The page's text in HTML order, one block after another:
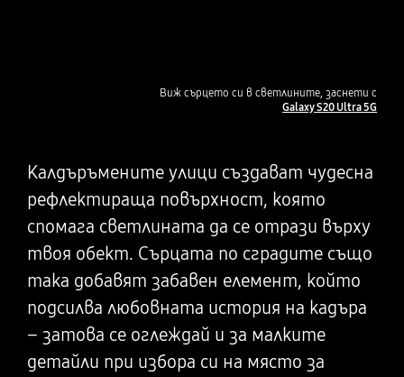
Виж сърцето си в светлините, заснети с
Galaxy S20 Ultra 5G
Калдъръмените улици създават чудесна
рефлектираща повърхност, която
спомага светлината да се отрази върху
твоя обект. Сърцата по сградите също
така добавят забавен елемент, който
подсилва любовната история на кадъра
– затова се оглеждай и за малките
детайли при избора си на място за